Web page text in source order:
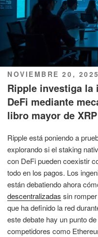
PUBLICADO
EL
NOVIEMBRE 20, 2025
Ripple investiga la
DeFi mediante
libro mayor de XRP
Ripple está poniendo a
explorando si el staking
con DeFi pueden coexistir
todo en los pagos. Los
están debatiendo ahora
descentralizadas sin
que ha definido la red
este debate hay un punto
competidores como